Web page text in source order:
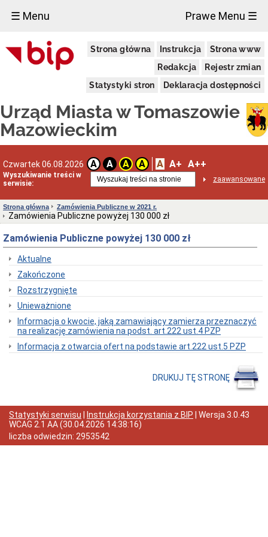
☰ Menu Prawe Menu ☰
Strona główna Instrukcja
Strona www
Redakcja
Rejestr zmian
Statystyki stron
Deklaracja dostępności
Urząd Miasta w Tomaszowie
Mazowieckim
Czwartek 06.08.2026 A A A A A A+ A++
Wyszukiwanie treści w
serwisie:
zaawansowane
Miasto
Pieczęcie
Granice
miasta
Statut
Miasta
Władze
Miasta
Prezydent
zastępcy
Rada
2024-
2029
Prezydium
Rady
Miejskiej
Dyżury
w
Biurze
Rady
Miejskiej
Składy
Rady
Miejskiej
Interpelacje
i
Strona główna Zamówienia Publiczne w 2021 r.
Zamówienia Publiczne powyżej 130 000 zł
Zamówienia Publiczne powyżej 130 000 zł
Aktualne
Zakończone
Rozstrzygnięte
Unieważnione
Informacja o kwocie, jaką zamawiający zamierza przeznaczyć
na realizację zamówienia na podst. art.222 ust.4 PZP
Informacja z otwarcia ofert na podstawie art.222 ust.5 PZP
DRUKUJ TĘ STRONĘ
×
Statystyki serwisu Instrukcja korzystania z BIP | Wersja 3.0.43
WCAG 2.1 AA(30.04.2026 14:38:16)
liczba odwiedzin: 2953542